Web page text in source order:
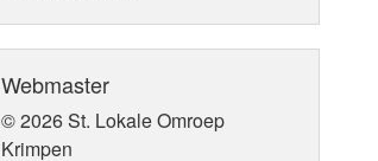
Webmaster
© 2026 St. Lokale Omroep
Krimpen